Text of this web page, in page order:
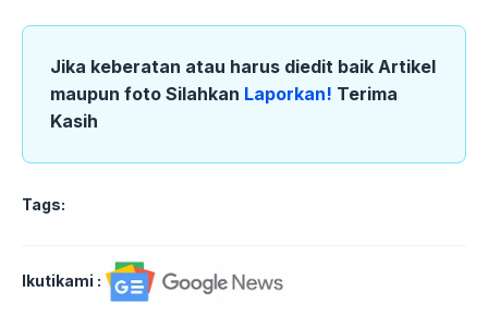
Jika keberatan atau harus diedit baik Artikel
maupun foto Silahkan Laporkan! Terima
Kasih
Tags:
Ikutikami :